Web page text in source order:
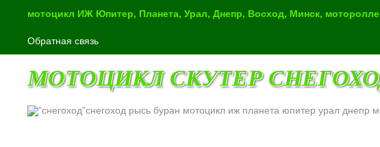
мотоцикл ИЖ Юпитер, Планета, Урал, Днепр, Восход, Минск,
Обратная связь
МОТОЦИКЛ СКУТЕР
снегоход рысь буран мотоцикл иж планета юпитер урал днепр